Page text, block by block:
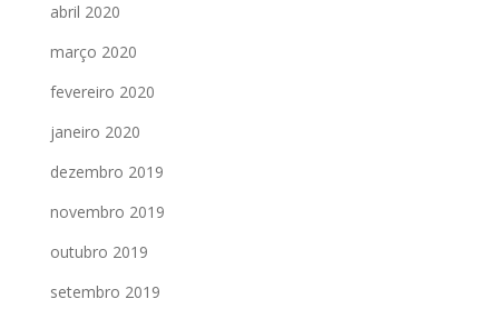
abril 2020
março 2020
fevereiro 2020
janeiro 2020
dezembro 2019
novembro 2019
outubro 2019
setembro 2019